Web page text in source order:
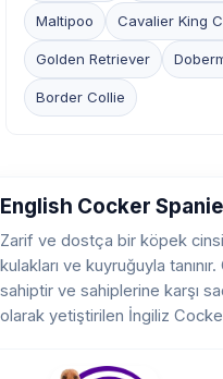
Maltipoo Cavalier King
Golden Retriever
Border Collie
English Cocker
Zarif ve dostça bir köpek
kulakları ve kuyruğuyla
sahiptir ve sahiplerine karşı
olarak yetiştirilen İngiliz